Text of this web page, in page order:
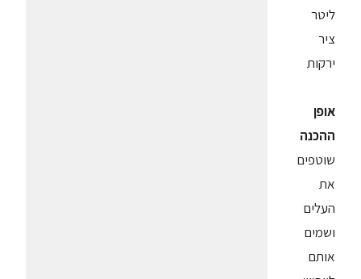
ליטר
ציר
ירקות
אופן
ההכנה
שוטפים
את
העלים
ושמים
אותם